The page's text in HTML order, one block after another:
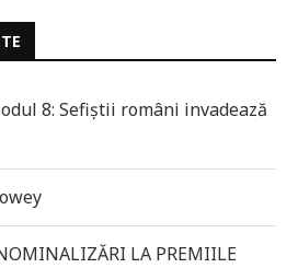
8: Sefiștii români invadează
LA PREMIILE